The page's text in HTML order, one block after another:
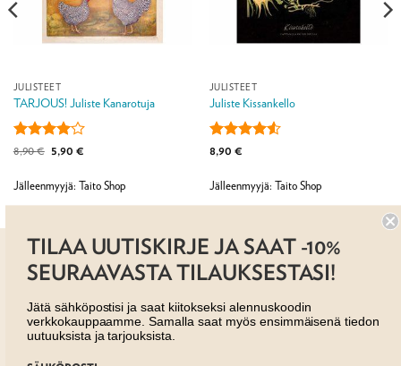
JULISTEET
TARJOUS! Juliste Kanarotuja
Arvostelu
4 / 5
8,90€ Alkuperäinen
hinta
8,90 €.
5,90 €Nykyinen
5,90 €.
Jälleenmyyjä: Taito Shop
JULISTEET
Juliste Kissankello
Arvostelu
4.5
8,90 €
Jälleenmyyjä: Taito Shop
AJANKOHTAISTA MYYMÄLÄT
TILAA UUTISKIRJE JA SAAT -10%
SEURAAVASTA TILAUKSESTASI!
Jätä sähköpostisi ja saat kiitokseksi alennuskoodin
verkkokauppaamme. Samalla saat myös ensimmäisenä tiedon
uutuuksista ja tarjouksista.